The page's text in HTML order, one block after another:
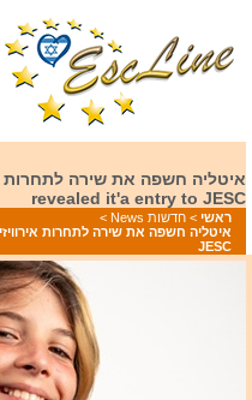
revealed it'a entry to JESC
ראשי > חדשות News
>
JESC